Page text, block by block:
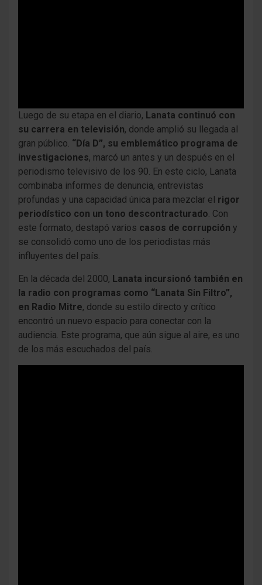
Luego de su etapa en el diario, Lanata continuó con
su carrera en televisión, donde amplió su llegada al
gran público. “Día D”, su emblemático programa de
investigaciones, marcó un antes y un después en el
periodismo televisivo de los 90. En este ciclo, Lanata
combinaba informes de denuncia, entrevistas
profundas y una capacidad única para mezclar el rigor
periodístico con un tono descontracturado . Con
este formato, destapó varios casos de corrupción y
se consolidó como uno de los periodistas más
influyentes del país.
En la década del 2000, Lanata incursionó también en
la radio con programas como “Lanata Sin Filtro”,
en Radio Mitre, donde su estilo directo y crítico
encontró un nuevo espacio para conectar con la
audiencia. Este programa, que aún sigue al aire, es uno
de los más escuchados del país.